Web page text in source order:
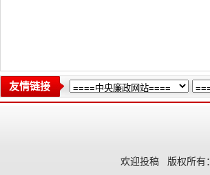
友情链接
欢迎投稿 版权所有